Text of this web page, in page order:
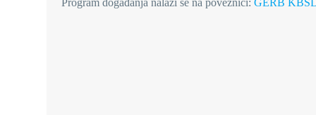
Program događanja nalazi se na poveznici: GERB